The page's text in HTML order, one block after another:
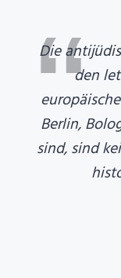
Die
den
Berlin,
sind, sind